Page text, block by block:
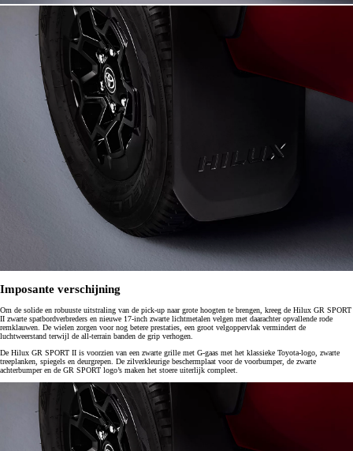
Imposante verschijning
Om de solide en robuuste uitstraling van de pick-up naar grote hoogten te brengen, kreeg de Hilux GR SPORT
II zwarte spatbordverbreders en nieuwe 17-inch zwarte lichtmetalen velgen met daarachter opvallende rode
remklauwen. De wielen zorgen voor nog betere prestaties, een groot velgoppervlak vermindert de
luchtweerstand terwijl de all-terrain banden de grip verhogen.
De Hilux GR SPORT II is voorzien van een zwarte grille met G-gaas met het klassieke Toyota-logo, zwarte
treeplanken, spiegels en deurgrepen. De zilverkleurige beschermplaat voor de voorbumper, de zwarte
achterbumper en de GR SPORT logo’s maken het stoere uiterlijk compleet.